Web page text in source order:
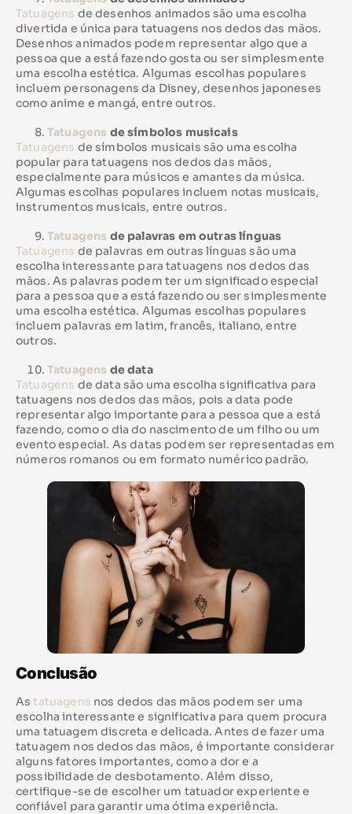
Tatuagens de desenhos animados são uma escolha
divertida e única para tatuagens nos dedos das mãos.
Desenhos animados podem representar algo que a
pessoa que a está fazendo gosta ou ser simplesmente
uma escolha estética. Algumas escolhas populares
incluem personagens da Disney, desenhos japoneses
como anime e mangá, entre outros.
Tatuagens de símbolos musicais
Tatuagens de símbolos musicais são uma escolha
popular para tatuagens nos dedos das mãos,
especialmente para músicos e amantes da música.
Algumas escolhas populares incluem notas musicais,
instrumentos musicais, entre outros.
Tatuagens de palavras em outras línguas
Tatuagens de palavras em outras línguas são uma
escolha interessante para tatuagens nos dedos das
mãos. As palavras podem ter um significado especial
para a pessoa que a está fazendo ou ser simplesmente
uma escolha estética. Algumas escolhas populares
incluem palavras em latim, francês, italiano, entre
outros.
Tatuagens de data
Tatuagens de data são uma escolha significativa para
tatuagens nos dedos das mãos, pois a data pode
representar algo importante para a pessoa que a está
fazendo, como o dia do nascimento de um filho ou um
evento especial. As datas podem ser representadas em
números romanos ou em formato numérico padrão.
Conclusão
As tatuagens nos dedos das mãos podem ser uma
escolha interessante e significativa para quem procura
uma tatuagem discreta e delicada. Antes de fazer uma
tatuagem nos dedos das mãos, é importante considerar
alguns fatores importantes, como a dor e a
possibilidade de desbotamento. Além disso,
certifique-se de escolher um tatuador experiente e
confiável para garantir uma ótima experiência.